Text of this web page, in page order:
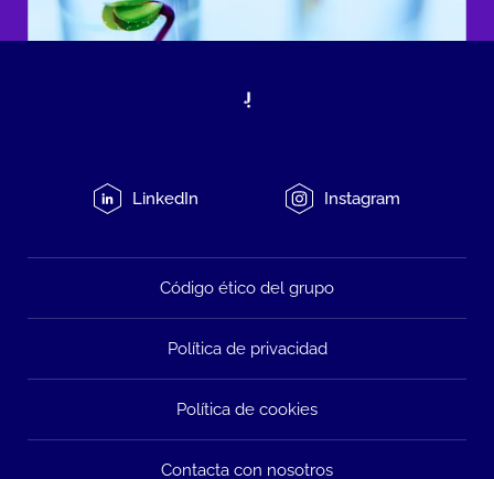
LinkedIn Instagram
Código ético del grupo
Política de privacidad
Política de cookies
Contacta con nosotros